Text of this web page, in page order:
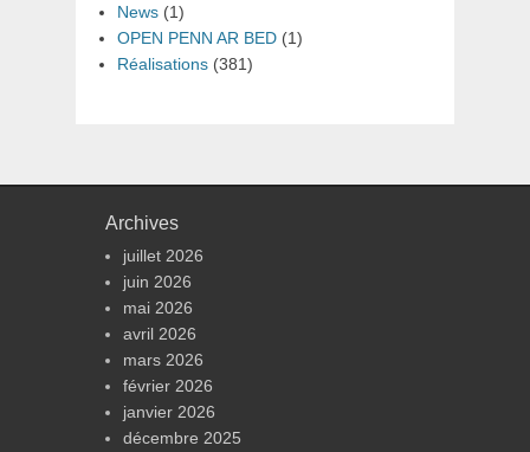
News (1)
OPEN PENN AR BED (1)
Réalisations (381)
Archives
juillet 2026
juin 2026
mai 2026
avril 2026
mars 2026
février 2026
janvier 2026
décembre 2025